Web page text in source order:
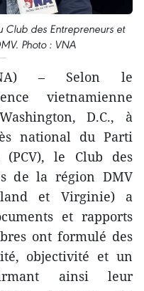
des Entrepreneurs et
Photo : VNA
– Selon le
vietnamienne
D.C., à
national du Parti
(PCV), le Club des
de la région DMV
et Virginie) a
et rapports
ont formulé des
objectivité et un
ainsi leur